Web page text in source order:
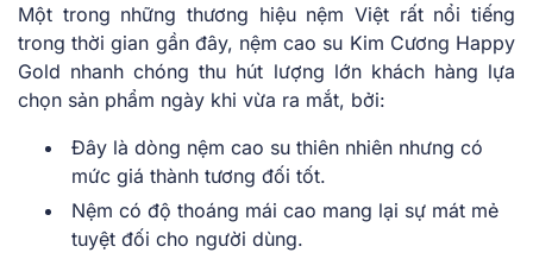
Một trong những thương hiệu nệm Việt rất nổi tiếng
trong thời gian gần đây, nệm cao su Kim Cương Happy
Gold nhanh chóng thu hút lượng lớn khách hàng lựa
chọn sản phẩm ngày khi vừa ra mắt, bởi:
Đây là dòng nệm cao su thiên nhiên nhưng có
mức giá thành tương đối tốt.
Nệm có độ thoáng mái cao mang lại sự mát mẻ
tuyệt đối cho người dùng.